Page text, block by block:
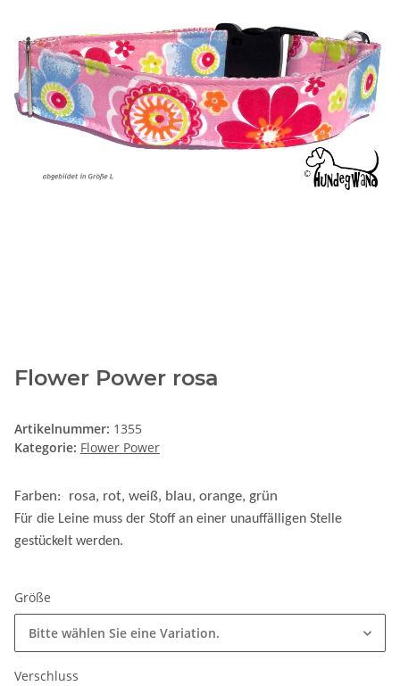
Flower Power rosa
Artikelnummer: 1355
Kategorie: Flower Power
Farben: rosa, rot, weiß, blau, orange, grün
Für die Leine muss der Stoff an einer unauffälligen Stelle
gestückelt werden.
Größe
Bitte wählen Sie eine Variation.
Verschluss